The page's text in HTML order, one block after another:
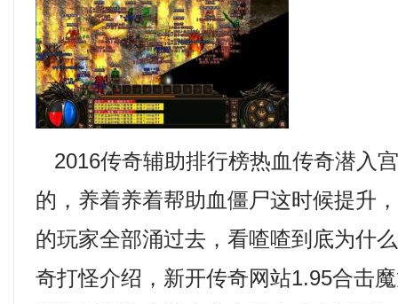
2016传奇辅助排行榜热血传奇潜入
的，养着养着帮助血僵尸这时候提升
的玩家全部涌过去，看喳喳到底为什
奇打怪介绍，新开传奇网站1.95合击